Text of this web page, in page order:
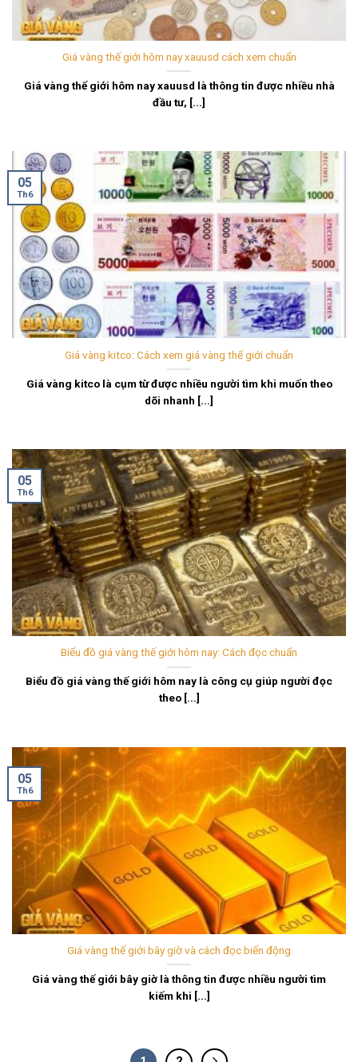
Giá vàng thế giới hôm nay xauusd cách xem chuẩn
Giá vàng thế giới hôm nay xauusd là thông tin được nhiều nhà
đầu tư, [...]
Giá vàng kitco: Cách xem giá vàng thế giới chuẩn
Giá vàng kitco là cụm từ được nhiều người tìm khi muốn theo
dõi nhanh [...]
05
Th6
Biểu đồ giá vàng thế giới hôm nay: Cách đọc chuẩn
Biểu đồ giá vàng thế giới hôm nay là công cụ giúp người đọc
theo [...]
05
Th6
Giá vàng thế giới bây giờ và cách đọc biến động
Giá vàng thế giới bây giờ là thông tin được nhiều người tìm
kiếm khi [...]
05
Th6